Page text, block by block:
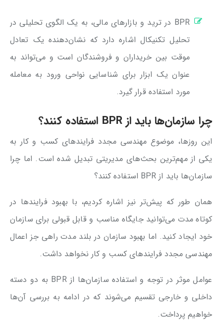
BPR در ترید و بازارهای مالی، به یک الگوی تحلیلی در
تحلیل تکنیکال اشاره دارد که نشان‌دهنده یک تعادل
موقت بین خریداران و فروشندگان است و می‌تواند به
عنوان یک ابزار برای شناسایی نواحی ورود به معامله
مورد استفاده قرار گیرد.
چرا سازمان‌ها باید از BPR استفاده کنند؟
این روزها، موضوع مهندسی مجدد فرایندهای کسب و کار به
یکی از مهم‌ترین بحث‌های مدیریتی تبدیل شده است. اما چرا
سازمان‌ها باید از BPR استفاده کنند؟
همان طور که پیش‌تر نیز اشاره کردیم، با بهبود فرایندها در
کوتاه مدت می‌توانید جایگاه مناسب و قابل قبولی برای سازمان
خود ایجاد کنید. اما بهبود سازمان در بلند مدت راهی جز اعمال
مهندسی مجدد فرایندهای کسب و کار نخواهد داشت.
عوامل موثر در توجه و استفاده سازمان‌ها از BPR به دو دسته
داخلی و خارجی تقسیم می‌شوند که در ادامه به بررسی آن‌ها
خواهیم پرداخت.